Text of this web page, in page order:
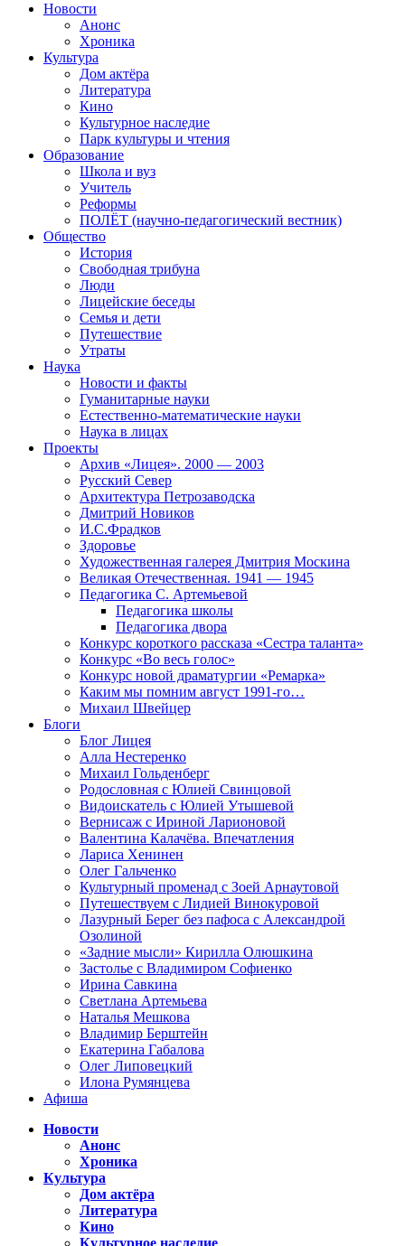
Новости
Анонс
Хроника
Культура
Дом актёра
Литература
Кино
Культурное наследие
Парк культуры и чтения
Образование
Школа и вуз
Учитель
Реформы
ПОЛЁТ (научно-педагогический вестник)
Общество
История
Свободная трибуна
Люди
Лицейские беседы
Семья и дети
Путешествие
Утраты
Наука
Новости и факты
Гуманитарные науки
Естественно-математические науки
Наука в лицах
Проекты
Архив «Лицея». 2000 — 2003
Русский Север
Архитектура Петрозаводска
Дмитрий Новиков
И.С.Фрадков
Здоровье
Художественная галерея Дмитрия Москина
Великая Отечественная. 1941 — 1945
Педагогика С. Артемьевой
Педагогика школы
Педагогика двора
Конкурс короткого рассказа «Сестра таланта»
Конкурс «Во весь голос»
Конкурс новой драматургии «Ремарка»
Каким мы помним август 1991-го…
Михаил Швейцер
Блоги
Блог Лицея
Алла Нестеренко
Михаил Гольденберг
Родословная с Юлией Свинцовой
Видоискатель с Юлией Утышевой
Вернисаж с Ириной Ларионовой
Валентина Калачёва. Впечатления
Лариса Хенинен
Олег Гальченко
Культурный променад с Зоей Арнаутовой
Путешествуем с Лидией Винокуровой
Лазурный Берег без пафоса с Александрой
Озолиной
«Задние мысли» Кирилла Олюшкина
Застолье с Владимиром Софиенко
Ирина Савкина
Светлана Артемьева
Наталья Мешкова
Владимир Берштейн
Екатерина Габалова
Олег Липовецкий
Илона Румянцева
Афиша
Новости
Анонс
Хроника
Культура
Дом актёра
Литература
Кино